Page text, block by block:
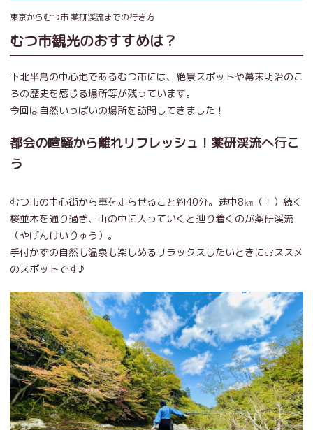
東京からむつ市 薬研渓流までの行き方
むつ市観光のおすすめは？
下北半島の中心地であるむつ市には、絶景スポットや幕末明治のこ
ろの歴史を感じる場所等が残っています。
今回は自然いっぱいの場所を訪問してきました！
都会の喧騒から離れリフレッシュ！薬研渓流へ行こ
う
むつ市の中心街から車を走らせること約40分。途中8㎞（！）続く
桜並木を通り過ぎ、山の中に入っていくと辿り着くのが薬研渓流
（やげんけいりゅう）。
手付かずの自然も温泉も楽しめるリラックスしたいときにおススメ
のスポットです♪